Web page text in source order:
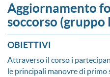
Aggiornamento
soccorso (gruppo
OBIETTIVI
Attraverso il corso i
le principali manovre di primo